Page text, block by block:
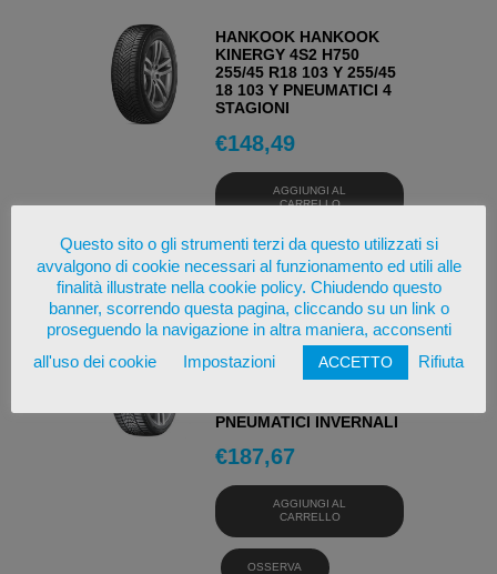
HANKOOK HANKOOK
KINERGY 4S2 H750
255/45 R18 103 Y 255/45
18 103 Y PNEUMATICI 4
STAGIONI
€148,49
AGGIUNGI AL
CARRELLO
OSSERVA
HANKOOK HANKOOK
WINTER I*CEPT EVO3
W330 255/45 R18 103 V
PNEUMATICI INVERNALI
€187,67
AGGIUNGI AL
CARRELLO
OSSERVA
Questo sito o gli strumenti terzi da questo utilizzati si
avvalgono di cookie necessari al funzionamento ed utili alle
finalità illustrate nella cookie policy. Chiudendo questo
banner, scorrendo questa pagina, cliccando su un link o
proseguendo la navigazione in altra maniera, acconsenti
all'uso dei cookie
Impostazioni ACCETTO Rifiuta